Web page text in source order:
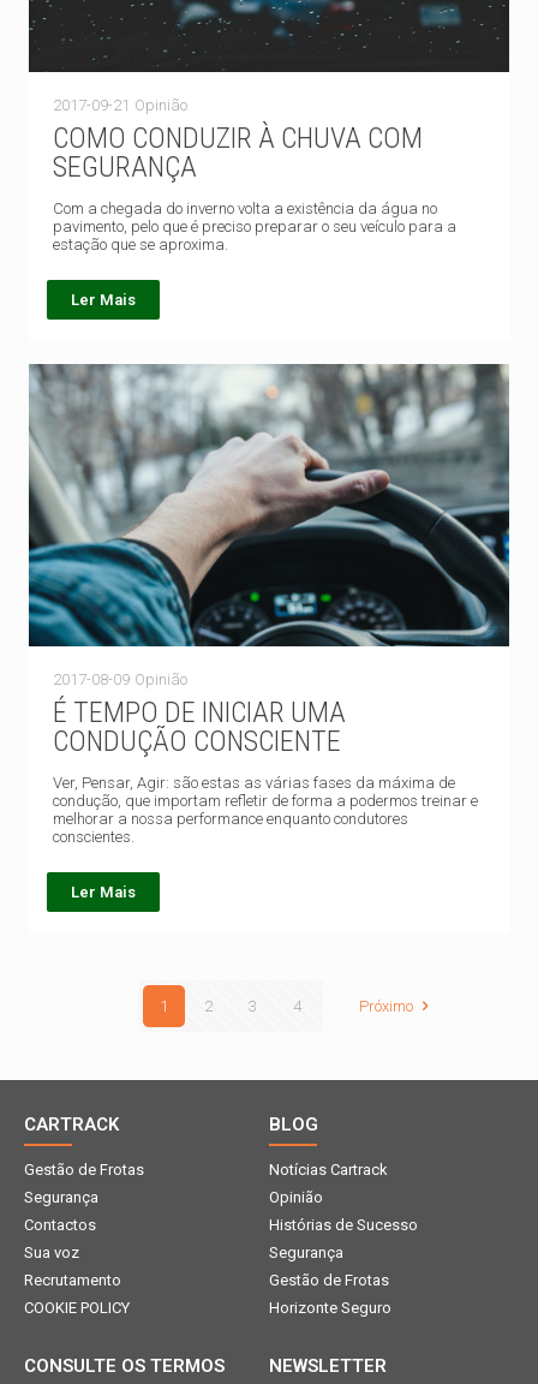
2017-09-21 Opinião
COMO CONDUZIR À CHUVA COM
SEGURANÇA
Com a chegada do inverno volta a existência da água no
pavimento, pelo que é preciso preparar o seu veículo para a
estação que se aproxima.
Ler Mais
2017-08-09 Opinião
É TEMPO DE INICIAR UMA
CONDUÇÃO CONSCIENTE
Ver, Pensar, Agir: são estas as várias fases da máxima de
condução, que importam refletir de forma a podermos treinar e
melhorar a nossa performance enquanto condutores
conscientes.
Ler Mais
1 2 3 4 Próximo
CARTRACK
Gestão de Frotas
Segurança
Contactos
Sua voz
Recrutamento
COOKIE POLICY
BLOG
Notícias Cartrack
Opinião
Histórias de Sucesso
Segurança
Gestão de Frotas
Horizonte Seguro
NEWSLETTER
CONSULTE OS TERMOS